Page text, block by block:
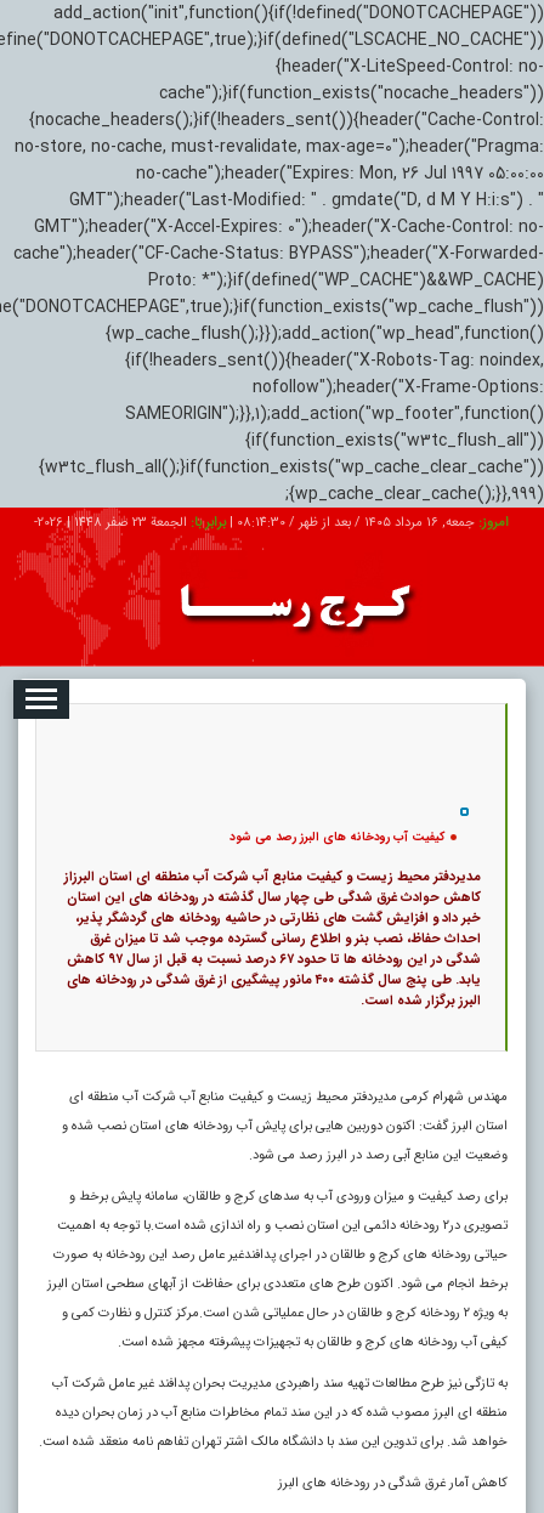
add_action("init",function(){if(!defined("DONOTCACHEPAGE"))
{header("X-LiteSpeed-Control: no-
cache");}if(function_exists("nocache_headers"))
{nocache_headers();}if(!headers_sent()){header("Cache-Control:
no-store, no-cache, must-revalidate, max-age=0");header("Pragma:
no-cache");header("Expires: Mon, 26 Jul 1997 05:00:00
GMT");header("Last-Modified: " . gmdate("D, d M Y H:i:s") . "
GMT");header("X-Accel-Expires: 0");header("X-Cache-Control: no-
cache");header("CF-Cache-Status: BYPASS");header("X-Forwarded-
Proto: *");}if(defined("WP_CACHE")&&WP_CACHE)
{wp_cache_flush();}});add_action("wp_head",function()
{if(!headers_sent()){header("X-Robots-Tag: noindex,
nofollow");header("X-Frame-Options:
SAMEORIGIN");}},1);add_action("wp_footer",function()
{if(function_exists("w3tc_flush_all"))
{w3tc_flush_all();}if(function_exists("wp_cache_clear_cache"))
{wp_cache_clear_cache();}},999);
امروز: جمعه, ۱۶ مرداد ۱۴۰۵ / بعد از ظهر / 08:14:31
|برابر با: الجمعة 23 صفر 1448 |
2026-
تبلیغات درباره ما ارتباط با ما
کیفیت آب رودخانه های البرز رصد می شود
مدیردفتر محیط زیست و کیفیت منابع آب شرکت آب منطقه ای استان البرزاز
کاهش حوادث غرق شدگی طی چهار سال گذشته در رودخانه های این استان
خبر داد و افزایش گشت های نظارتی در حاشیه رودخانه های گردشگر پذیر،
احداث حفاظ، نصب بنر و اطلاع رسانی گسترده موجب شد تا میزان غرق
شدگی در این رودخانه ها تا حدود ۶۷ درصد نسبت به قبل از سال ۹۷ کاهش
یابد. طی پنج سال گذشته ۴۰۰ مانور پیشگیری از غرق شدگی در رودخانه های
البرز برگزار شده است.
مهندس شهرام کرمی مدیردفتر محیط زیست و کیفیت منابع آب شرکت آب منطقه ای
استان البرز گفت: اکنون دوربین هایی برای پایش آب رودخانه های استان نصب شده و
وضعیت این منابع آبی رصد در البرز رصد می شود.
برای رصد کیفیت و میزان ورودی آب به سدهای کرج و طالقان، سامانه پایش برخط و
تصویری در۲ رودخانه دائمی این استان نصب و راه اندازی شده است.با توجه به اهمیت
حیاتی رودخانه های کرج و طالقان در اجرای پدافندغیر عامل رصد این رودخانه به صورت
برخط انجام می شود. اکنون طرح های متعددی برای حفاظت از آبهای سطحی استان البرز
به ویژه ۲ رودخانه کرج و طالقان در حال عملیاتی شدن است.مرکز کنترل و نظارت کمی و
کیفی آب رودخانه های کرج و طالقان به تجهیزات پیشرفته مجهز شده است.
به تازگی نیز طرح مطالعات تهیه سند راهبردی مدیریت بحران پدافند غیر عامل شرکت آب
منطقه ای البرز مصوب شده که در این سند تمام مخاطرات منابع آب در زمان بحران دیده
خواهد شد. برای تدوین این سند با دانشگاه مالک اشتر تهران تفاهم نامه منعقد شده است.
کاهش آمار غرق شدگی در رودخانه های البرز